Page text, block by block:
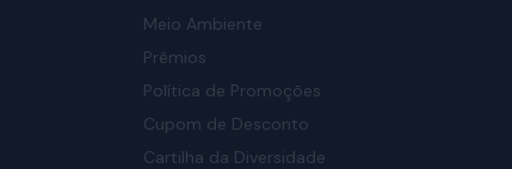
Meio Ambiente
Prêmios
Política de Promoções
Cupom de Desconto
Cartilha da Diversidade